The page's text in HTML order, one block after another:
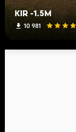
KIR -1.5M
10 981